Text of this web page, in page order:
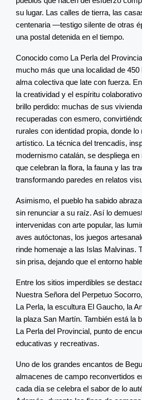
su lugar. Las calles de tierra, las
centenaria —testigo silente de otras
una postal detenida en el tiempo.
Conocido como La Perla del
mucho más que una localidad de
alma colectiva que late con fuerza.
la creatividad y el espíritu
brillo perdido: muchas de sus
recuperadas con esmero,
rurales con identidad propia, donde
artístico. La técnica del trencadís,
modernismo catalán, se despliega
que celebran la flora, la fauna y las
transformando paredes en relatos
Asimismo, el pueblo ha sabido
sin renunciar a su raíz. Así lo
intervenidas con arte popular, las
aves autóctonas, los juegos
rinde homenaje a las Islas Malvinas.
sin prisa, dejando que el entorno
Entre los sitios imperdibles se
Nuestra Señora del Perpetuo
La Perla, la escultura El Gaucho, la
la plaza San Martín. También está la
La Perla del Provincial, punto de
educativas y recreativas.
Uno de los grandes encantos de
almacenes de campo reconvertidos
cada día se celebra el sabor de lo